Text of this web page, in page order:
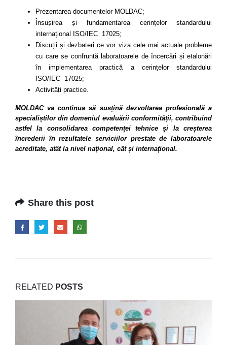
Prezentarea documentelor MOLDAC;
Însușirea și fundamentarea cerințelor standardului
internațional ISO/IEC 17025;
Discuții și dezbateri ce vor viza cele mai actuale probleme
cu care se confruntă laboratoarele de încercări și etalonări
în implementarea practică a cerințelor standardului
ISO/IEC 17025;
Activități practice.
MOLDAC va continua să susțină dezvoltarea profesională a
specialiștilor din domeniul evaluării conformității, contribuind
astfel la consolidarea competenței tehnice și la creșterea
încrederii în rezultatele serviciilor prestate de laboratoarele
acreditate, atât la nivel național, cât și internațional.
Share this post
RELATED POSTS